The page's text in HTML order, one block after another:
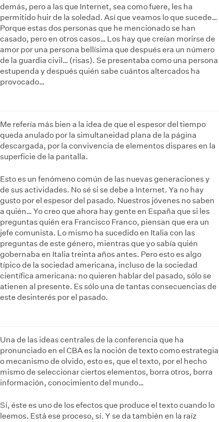
demás, pero a las que Internet, sea como fuere, les ha
permitido huir de la soledad. Así que veamos lo que sucede…
Porque estas dos personas que he mencionado se han
casado, pero en otros casos… Los hay que creían morirse de
amor por una persona bellísima que después era un número
de la guardia civil… (risas). Se presentaba como una persona
estupenda y después quién sabe cuántos altercados ha
provocado…
Me refería más bien a la idea de que el espesor del tiempo
queda anulado por la simultaneidad plana de la página
descargada, por la convivencia de elementos dispares en la
superficie de la pantalla.
Esto es un fenómeno común de las nuevas generaciones y
de sus actividades. No sé si se debe a Internet. Ya no hay
gusto por el espesor del pasado. Nuestros jóvenes no saben
a quién… Yo creo que ahora hay gente en España que si les
preguntas quién era Francisco Franco, piensan que era un
jefe comunista. Lo mismo ha sucedido en Italia con las
preguntas de este género, mientras que yo sabía quién
gobernaba en Italia treinta años antes. Pero esto es algo
típico de la sociedad americana, incluso de la sociedad
científica americana: no quieren hablar del pasado, sólo se
atienen al presente. Es sólo una de tantas consecuencias de
este desinterés por el pasado.
Una de las ideas centrales de la conferencia que ha
pronunciado en el CBA es la noción de texto como estrategia
o mecanismo de olvido, esto es, que el texto, por el hecho
mismo de seleccionar ciertos elementos, borra otros, borra
información, conocimiento del mundo…
Sí, éste es uno de los efectos que produce el texto cuando lo
leemos. Está ese proceso, sí. Y se da también en la raíz